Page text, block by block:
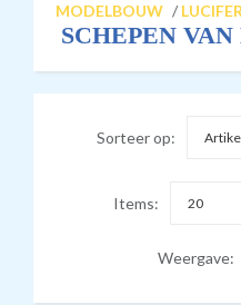
MODELBOUW /
SCHEPEN
Sorteer op:
Items: 20
Weergave: